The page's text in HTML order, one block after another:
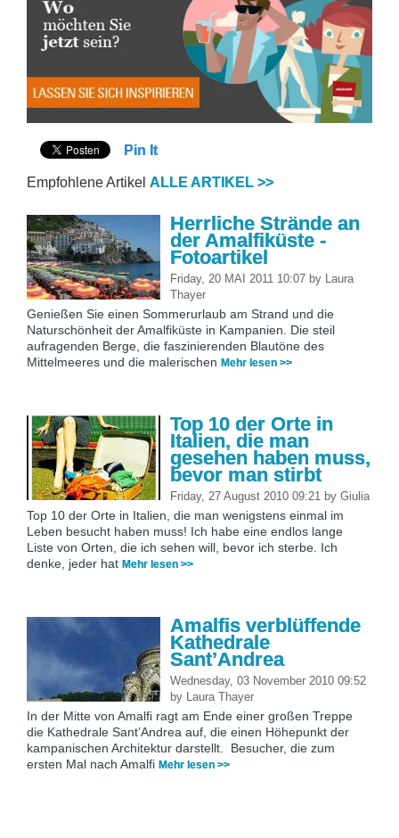
Pin It
Empfohlene Artikel ALLE ARTIKEL >>
Herrliche Strände an
der Amalfiküste -
Fotoartikel
Friday, 20 MAI 2011 10:07 by
Laura
Thayer
Genießen Sie einen Sommerurlaub am Strand und die
Naturschönheit der Amalfiküste in Kampanien. Die steil
aufragenden Berge, die faszinierenden Blautöne des
Mittelmeeres und die malerischen Mehr lesen >>
Top 10 der Orte in
Italien, die man
gesehen haben muss,
bevor man stirbt
Friday, 27 August 2010 09:21 by Giulia
Top 10 der Orte in Italien, die man wenigstens einmal im
Leben besucht haben muss! Ich habe eine endlos lange
Liste von Orten, die ich sehen will, bevor ich sterbe. Ich
denke, jeder hat Mehr lesen >>
Amalfis verblüffende
Kathedrale
Sant’Andrea
Wednesday, 03 November 2010 09:52
by
Laura Thayer
In der Mitte von Amalfi ragt am Ende einer großen Treppe
die Kathedrale Sant’Andrea auf, die einen Höhepunkt der
kampanischen Architektur darstellt. Besucher, die zum
ersten Mal nach Amalfi Mehr lesen >>